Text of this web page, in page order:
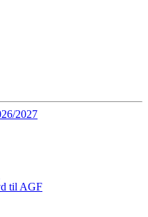
2027
til AGF